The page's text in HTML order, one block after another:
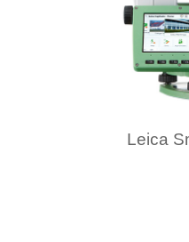
Leica